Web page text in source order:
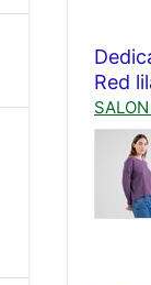
30449
Red